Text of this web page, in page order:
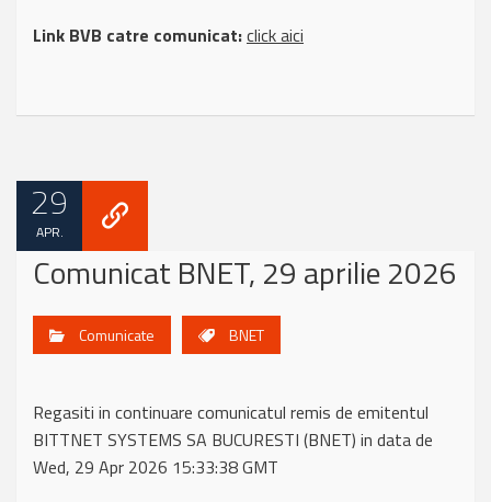
Link BVB catre comunicat:click aici
29
APR.
Comunicat BNET, 29 aprilie 2026
Comunicate BNET
Regasiti in continuare comunicatul remis de emitentul
BITTNET SYSTEMS SA BUCURESTI (BNET) in data de
Wed, 29 Apr 2026 15:33:38 GMT